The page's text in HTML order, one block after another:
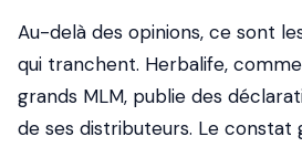
Au-delà des opinions, ce sont
qui tranchent. Herbalife,
grands MLM, publie des
de ses distributeurs. Le constat